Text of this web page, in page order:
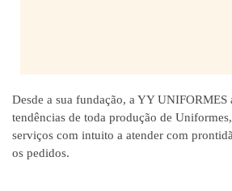
Desde a sua fundação, a YY UNIFORMES
tendências de toda produção de
serviços com intuito a atender com
os pedidos.